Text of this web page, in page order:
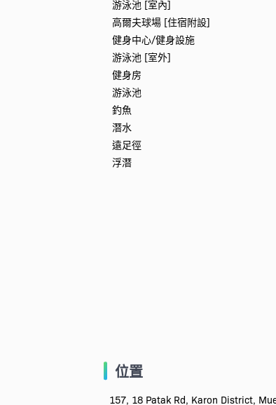
游泳池 [室內]
高爾夫球場 [住宿附設]
健身中心/健身設施
游泳池 [室外]
健身房
游泳池
釣魚
潛水
遠足徑
浮潛
位置
157, 18 Patak Rd, Karon District,